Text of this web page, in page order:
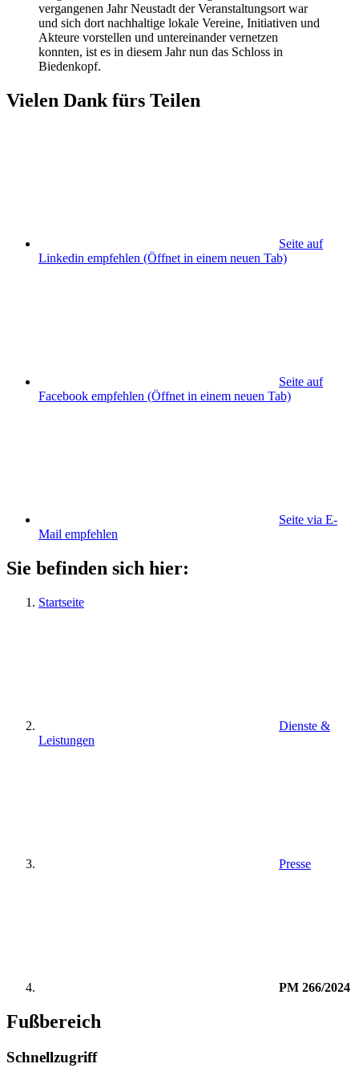
vergangenen Jahr Neustadt der Veranstaltungsort war
und sich dort nachhaltige lokale Vereine, Initiativen und
Akteure vorstellen und untereinander vernetzen
konnten, ist es in diesem Jahr nun das Schloss in
Biedenkopf.
Vielen Dank fürs Teilen
Seite auf
Linkedin empfehlen (Öffnet in einem neuen Tab)
Seite auf
Facebook empfehlen (Öffnet in einem neuen Tab)
Seite via E-
Mail empfehlen
Sie befinden sich hier:
Startseite
Dienste &
Leistungen
Presse
PM 266/2024
Fußbereich
Schnellzugriff